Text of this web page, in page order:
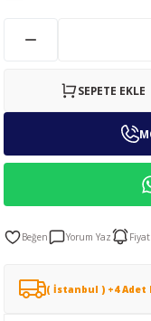
SEPETE EKLE
Yorum Yaz
( İstanbul ) +4 Adet